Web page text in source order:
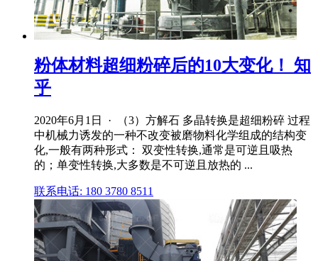
粉体材料超细粉碎后的10大变化！ 知
乎
2020年6月1日 · （3）方解石 多晶转换是超细粉碎 过程
中机械力诱发的一种不改变被磨物料化学组成的结构变
化,一般有两种形式： 双变性转换,通常是可逆且吸热
的；单变性转换,大多数是不可逆且放热的 ...
联系电话: 180 3780 8511